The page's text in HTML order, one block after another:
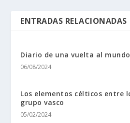
ENTRADAS RELACIONADAS
Diario de una vuelta al mundo
06/08/2024
Los elementos célticos entre
grupo vasco
05/02/2024